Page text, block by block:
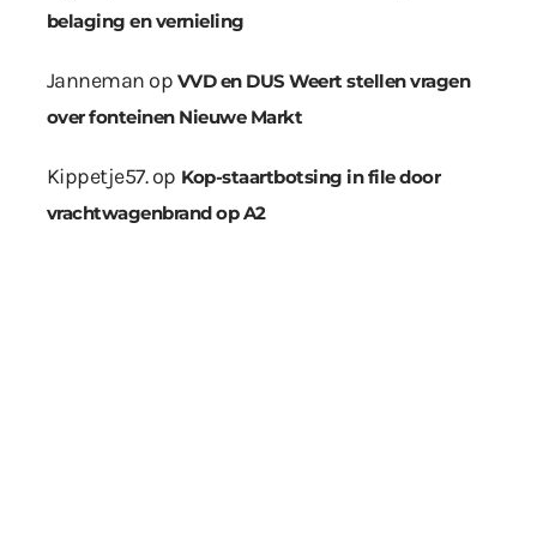
belaging en vernieling
Janneman op VVD en DUS Weert stellen vragen
over fonteinen Nieuwe Markt
Kippetje57.op Kop-staartbotsing in file door
vrachtwagenbrand op A2